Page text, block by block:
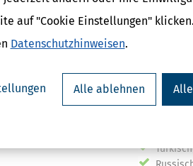
auf "Cookie Einstellungen"
Datenschutzhinweisen.
Alle ablehnenWir
Türkisch